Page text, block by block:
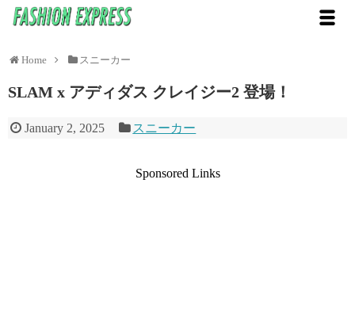
Home スニーカー
SLAM x アディダス クレイジー2 登場！
January 2, 2025 スニーカー
Sponsored Links